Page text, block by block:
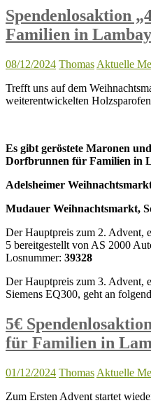
Spendenlosaktion
Familien in
08/12/2024 Thomas Aktuelle
Trefft uns auf dem
weiterentwickelten
Es gibt geröstete Maronen
Dorfbrunnen für Familien in
Adelsheimer
Mudauer Weihnachtsmarkt,
Der Hauptpreis zum 2. Advent,
5 bereitgestellt von AS 2000
Losnummer: 39328
Der Hauptpreis zum 3. Advent,
Siemens EQ300, geht an
5€
für Familien in
01/12/2024 Thomas Aktuelle
Zum Ersten Advent startet